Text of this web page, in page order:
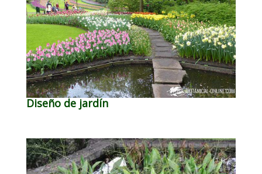
Diseño de jardín